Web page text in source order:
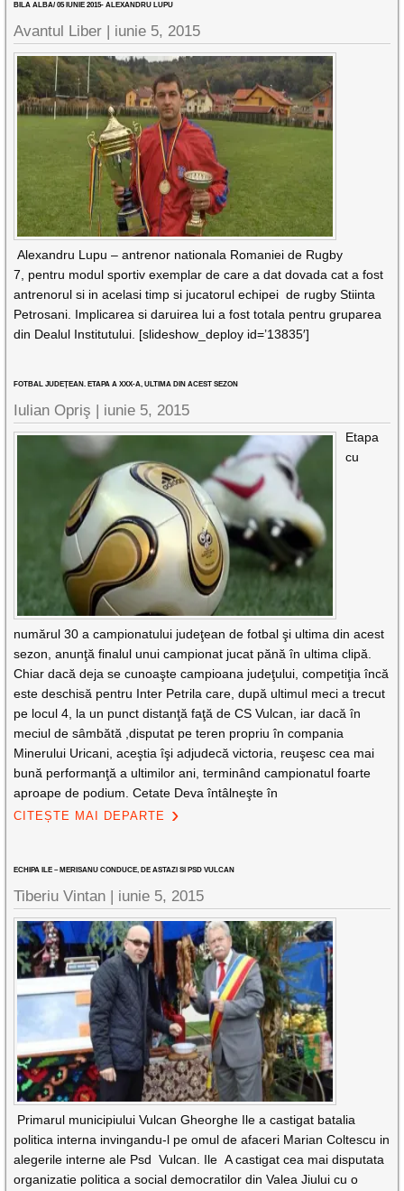
BILA ALBA/ 05 IUNIE 2015- ALEXANDRU LUPU
Avantul Liber | iunie 5, 2015
Alexandru Lupu – antrenor nationala Romaniei de Rugby
7, pentru modul sportiv exemplar de care a dat dovada cat a fost
antrenorul si in acelasi timp si jucatorul echipei de rugby Stiinta
Petrosani. Implicarea si daruirea lui a fost totala pentru gruparea
din Dealul Institutului. [slideshow_deploy id=’13835′]
FOTBAL JUDEŢEAN. ETAPA A XXX-A, ULTIMA DIN ACEST SEZON
Iulian Opriş | iunie 5, 2015
Etapa
cu
numărul 30 a campionatului judeţean de fotbal şi ultima din acest
sezon, anunţă finalul unui campionat jucat pănă în ultima clipă.
Chiar dacă deja se cunoaşte campioana judeţului, competiţia încă
este deschisă pentru Inter Petrila care, după ultimul meci a trecut
pe locul 4, la un punct distanţă faţă de CS Vulcan, iar dacă în
meciul de sâmbătă ,disputat pe teren propriu în compania
Minerului Uricani, aceştia îşi adjudecă victoria, reuşesc cea mai
bună performanţă a ultimilor ani, terminând campionatul foarte
aproape de podium. Cetate Deva întâlneşte în
CITEȘTE MAI DEPARTE
ECHIPA ILE – MERISANU CONDUCE, DE ASTAZI SI PSD VULCAN
Tiberiu Vintan | iunie 5, 2015
Primarul municipiului Vulcan Gheorghe Ile a castigat batalia
politica interna invingandu-l pe omul de afaceri Marian Coltescu in
alegerile interne ale Psd Vulcan. Ile A castigat cea mai disputata
organizatie politica a social democratilor din Valea Jiului cu o